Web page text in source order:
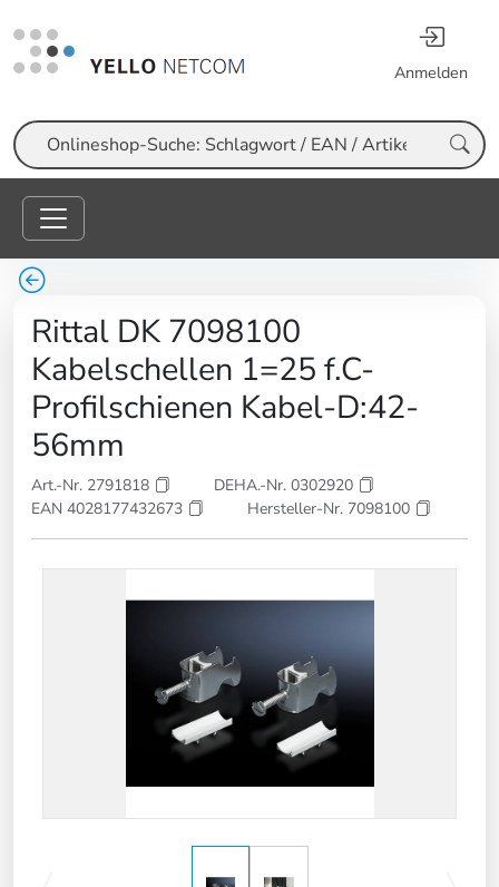
Anmelden
Suche
Rittal DK 7098100
Kabelschellen 1=25 f.C-
Profilschienen Kabel-D:42-
56mm
Art.-Nr. 2791818
DEHA.-Nr. 0302920
EAN 4028177432673
Hersteller-Nr. 7098100